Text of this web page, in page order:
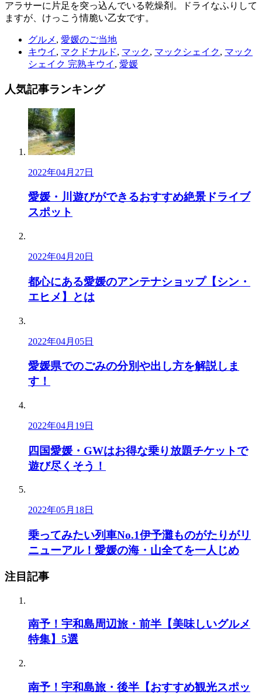
アラサーに片足を突っ込んでいる乾燥剤。ドライなふりして
ますが、けっこう情脆い乙女です。
グルメ , 愛媛のご当地
キウイ , マクドナルド, マック, マックシェイク, マック
シェイク 完熟キウイ , 愛媛
人気記事ランキング
2022年04月27日
愛媛・川遊びができるおすすめ絶景ドライブ
スポット
2022年04月20日
都心にある愛媛のアンテナショップ【シン・
エヒメ】とは
2022年04月05日
愛媛県でのごみの分別や出し方を解説しま
す！
2022年04月19日
四国愛媛・GWはお得な乗り放題チケットで
遊び尽くそう！
2022年05月18日
乗ってみたい列車No.1伊予灘ものがたりがリ
ニューアル！愛媛の海・山全てを一人じめ
注目記事
南予！宇和島周辺旅・前半【美味しいグルメ
特集】5選
南予！宇和島旅・後半【おすすめ観光スポッ